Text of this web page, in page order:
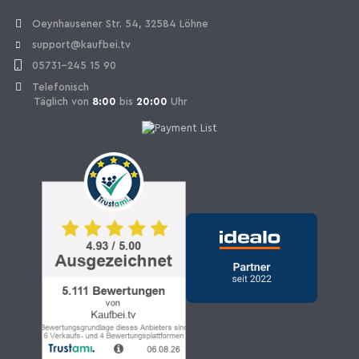
Oeynhausener Str. 54, 32584 Löhne
support@kaufbei.tv
05731-245 15 90
Telefonisch
Täglich von 8:00 bis 20:00 Uhr